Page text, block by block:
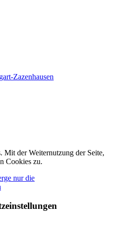
Zazenhausen
Mit der Weiternutzung der Seite,
Cookies zu.
nur die